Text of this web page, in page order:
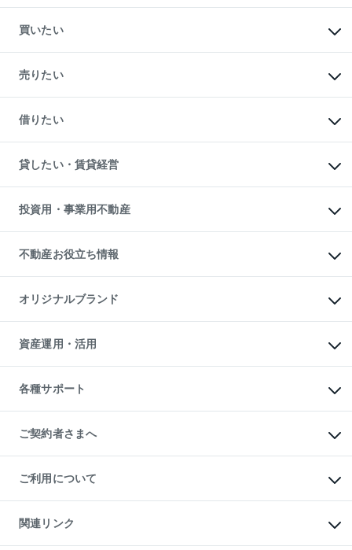
買いたい
新築・分譲マンションの購入
中古マンションの購入
一戸建ての購入
中古一戸建ての購入
不動産購入の流れ
注目キーワード物件特集
購入ガイド
English 繁体中文簡体中文
売りたい
一戸建ての売却・査定
土地の売却・査定
スピードAI査定
不動産査定について
不動産売却の流れ
不動産買換えの流れ
売却ガイド
借りたい
オフィス・店舗の賃貸
借りるときの流れ
借りるガイド
貸したい・賃貸経営
マンション賃料データ
賃貸管理プラン
リロケーションについて
貸すガイド
投資用・事業用不動産
事業用不動産
マンション投資
投資用マンション
アパート経営
収益物件
ビル購入（ビル一棟）
投資用不動産の売却査定
事業用不動産の売却査定
不動産お役立ち情報
マンションライブラリー
人気マンションランキング
暮らしに役立つ不動産メディア
不動産相場・不動産価格情報
不動産コラム・ニュース
不動産用語集
不動産なんでもネット相談室
住まいの税金
オリジナルブランド
一棟リノベーションマンション
L`GENTE（ルジェンテ）
区分リノベーションマンション
投資用一棟レジデンスWELL
不動産小口投資
LEGACIA（レガシア）
資産運用・活用
不動産M&A
アセットマネジメント・出資
各種サポート
相続サポート
リフォームサポート
ご契約者さまへ
ご紹介・再契約特典
入居者様専用-各種ご案内（賃貸）
東急こすもす会「こすもすWeb」
ご利用について
金融商品取引について
東急リバブル ソーシャルメディアポリシー
ご意見・お問い合わせ（金融商品取引専用の相談・お問い合わせ窓口）
関連リンク